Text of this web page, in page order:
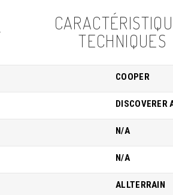
TECHNIQUES
COOPER
DISCOVERER
N/A
N/A
ALLTERRAIN